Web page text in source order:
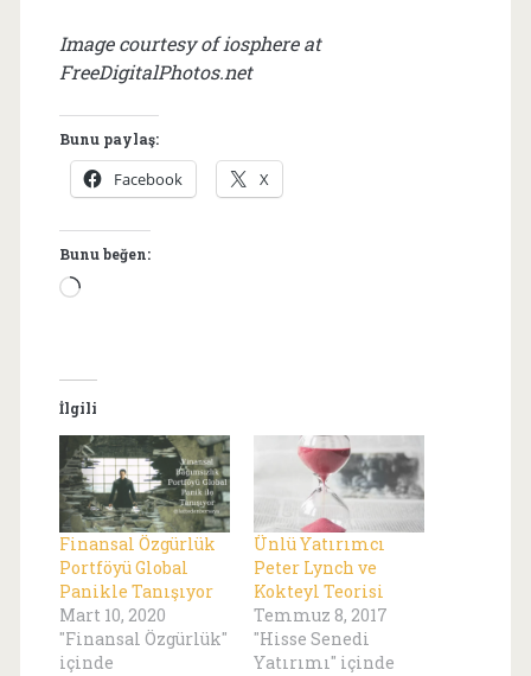
Image courtesy of iosphere at
FreeDigitalPhotos.net
Bunu paylaş:
Facebook X
Bunu beğen:
Yükleniyor...
İlgili
Finansal Özgürlük
Portföyü Global
Panikle Tanışıyor
Mart 10, 2020
"Finansal Özgürlük"
içinde
Ünlü Yatırımcı
Peter Lynch ve
Kokteyl Teorisi
Temmuz 8, 2017
"Hisse Senedi
Yatırımı" içinde